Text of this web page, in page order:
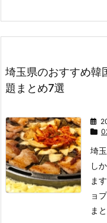
埼玉県のおすすめ韓
題まとめ7選
埼
し
ます
ョ
ま